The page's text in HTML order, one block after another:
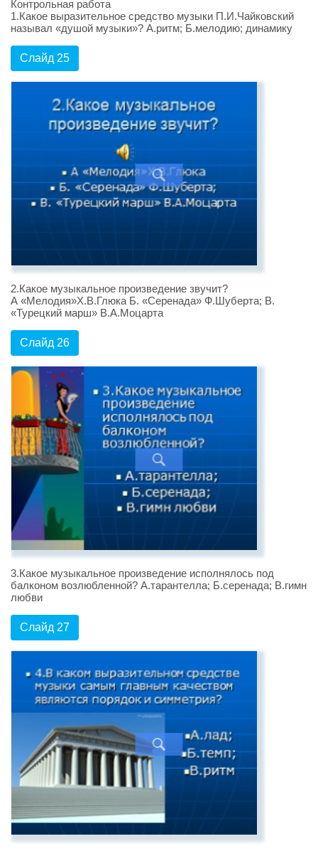
Контрольная работа
1.Какое выразительное средство музыки П.И.Чайковский
называл «душой музыки»? А.ритм; Б.мелодию; динамику
Слайд 25
2.Какое музыкальное произведение звучит?
А «Мелодия»Х.В.Глюка Б. «Серенада» Ф.Шуберта; В.
«Турецкий марш» В.А.Моцарта
Слайд 26
3.Какое музыкальное произведение исполнялось под
балконом возлюбленной? А.тарантелла; Б.серенада; В.гимн
любви
Слайд 27